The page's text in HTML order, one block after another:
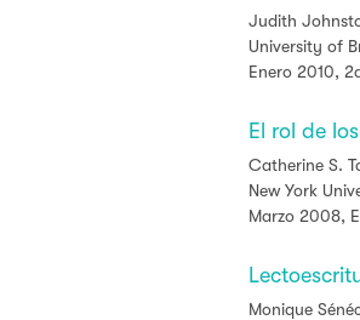
Judith
University of
Enero 2010,
El rol de
Catherine S.
New York
Marzo 2008,
Monique